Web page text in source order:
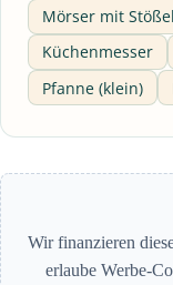
Mörser mit
Küchenmesser
Pfanne (klein)
Wir finanzieren
erlaube Werbe-